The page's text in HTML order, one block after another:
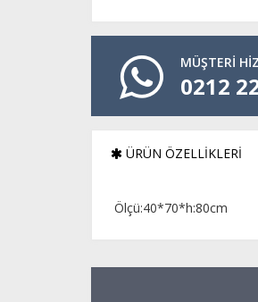
MÜŞTERİ
0212
ÜRÜN ÖZELLIKLERI
Ölçü:40*70*h:80cm